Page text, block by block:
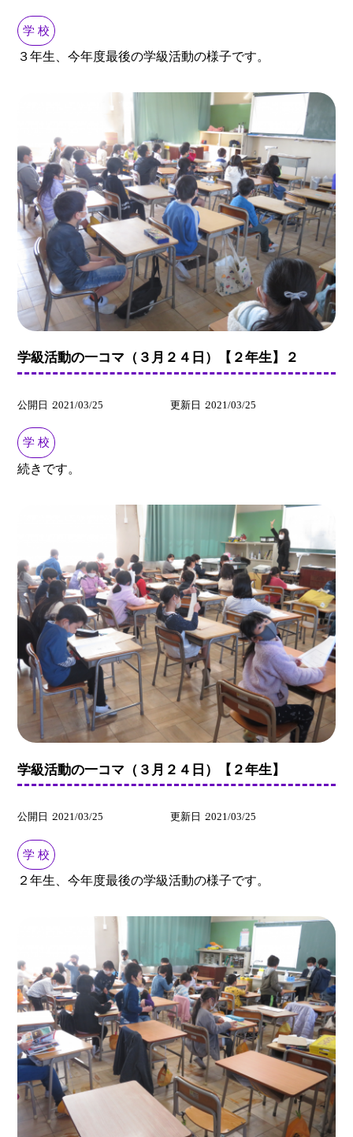
学 校
３年生、今年度最後の学級活動の様子です。
学級活動の一コマ（３月２４日）【２年生】２
公開日 2021/03/25 更新日 2021/03/25
学 校
続きです。
学級活動の一コマ（３月２４日）【２年生】
公開日 2021/03/25 更新日 2021/03/25
学 校
２年生、今年度最後の学級活動の様子です。